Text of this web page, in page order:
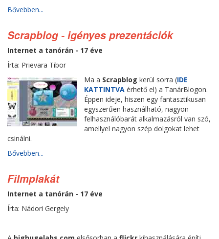
Bővebben...
Scrapblog - igényes prezentációk
Internet a tanórán - 17 éve
Írta: Prievara Tibor
Ma a Scrapblog kerül sorra (IDE
KATTINTVA érhető el) a TanárBlogon.
Éppen ideje, hiszen egy fantasztikusan
egyszerűen használható, nagyon
felhasználóbarát alkalmazásról van szó,
amellyel nagyon szép dolgokat lehet
csinálni.
Bővebben...
Filmplakát
Internet a tanórán - 17 éve
Írta: Nádori Gergely